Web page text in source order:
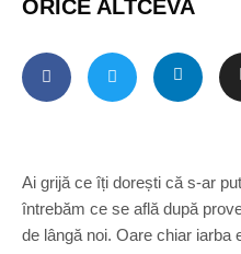
ORICE ALTCEVA
Ai grijă ce îți dorești că s-ar
întrebăm ce se află după
de lângă noi. Oare chiar